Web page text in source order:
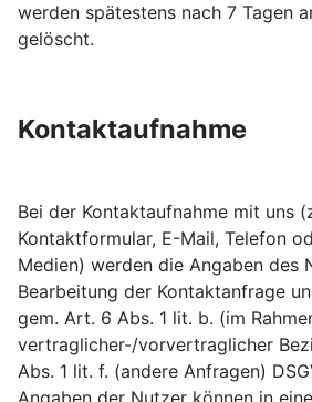
werden spätestens nach 7 Tagen
gelöscht.
Kontaktaufnahme
Bei der Kontaktaufnahme mit uns
Kontaktformular, E-Mail, Telefon
Medien) werden die Angaben des
Bearbeitung der Kontaktanfrage
gem. Art. 6 Abs. 1 lit. b. (im
vertraglicher-/vorvertraglicher
Abs. 1 lit. f. (andere Anfragen)
Angaben der Nutzer können in